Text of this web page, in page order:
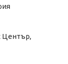
Център,